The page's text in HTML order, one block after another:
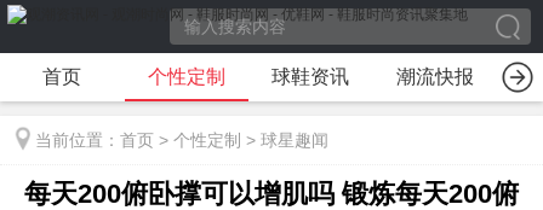
首页 个性定制 球鞋资讯 潮流快报
当前位置： 首页 > 个性定制 > 球星趣闻
每天200俯卧撑可以增肌吗 锻炼每天200俯